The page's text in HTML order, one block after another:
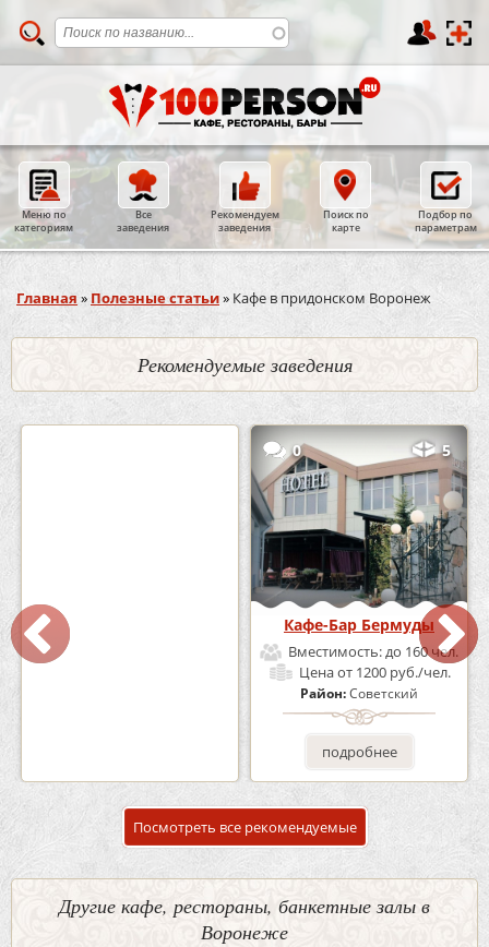
Меню по
категориям
Все
заведения
Рекомендуем
заведения
Поиск по
карте
Подбор по
параметрам
Вы здесь
Главная » Полезные статьи» Кафе в придонском Воронеж
Рекомендуемые заведения
Кафе «Шишка»
Вместимость:
0 5
Кафе-Бар Бермуды
Вместимость:до 160 чел.
Ценаот 1200 руб./чел.
Район:Советский
подробнее
Посмотреть все рекомендуемые
Другие кафе, рестораны, банкетные залы в
Воронеже